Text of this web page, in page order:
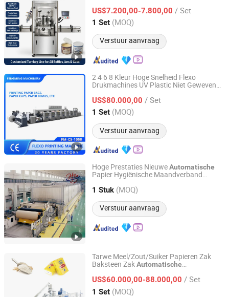
Capping
US$7.200,00-7.800,00 / Set
1 Set (MOQ)
Verstuur aanvraag
Guangdong, China Sinds 2026
2 4 6 8 Kleur Hoge Snelheid Flexo
Drukmachines UV Plastic Niet Geweven
Flexografische Pers Machines
Automatische
US$80.000,00 / Set
1 Set (MOQ)
Verstuur aanvraag
Wenzhou Fengming Machinery Co., Ltd.
Zhejiang, China Sinds 2006
Hoge Prestaties NieuweAutomatische
Papier Hygiënische Maandverband
1 Stuk (MOQ)
Verstuur aanvraag
Qinyang Haiyang Paper Machinery Co., Ltd. Zhengzhou
Branch
Henan, China Sinds 2013
Tarwe Meel/Zout/Suiker Papieren Zak
Baksteen ZakAutomatische
Verzegelende Verpakkingsmachine
US$60.000,00-88.000,00 / Set
1 Set (MOQ)
ANHUI IAPACK MACHINERY CO., LTD.
Anhui, China Sinds 2022